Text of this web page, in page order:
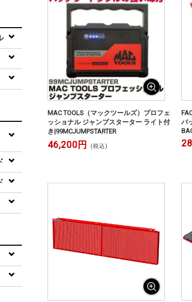
MAC TOOLS（マックツールズ）プロフェ
ッショナル ジャンプスターター ライト付
き|99MCJUMPSTARTER
46,200円 (税込)
バ